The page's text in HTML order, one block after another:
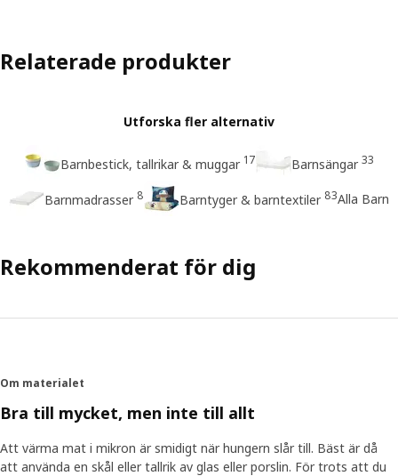
Relaterade produkter
Utforska fler alternativ
Barnbestick, tallrikar & muggar 17 Barnsängar 33
Barnmadrasser 8 Barntyger & barntextiler 83Alla Barn
Rekommenderat för dig
Om materialet
Bra till mycket, men inte till allt
Att värma mat i mikron är smidigt när hungern slår till. Bäst är då
att använda en skål eller tallrik av glas eller porslin. För trots att du